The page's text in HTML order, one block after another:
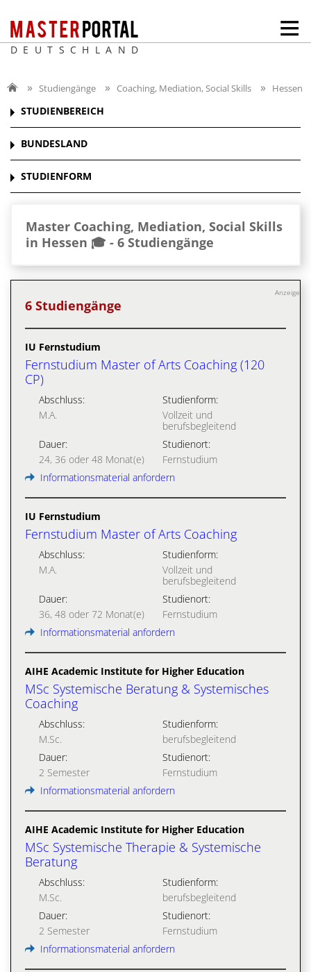
DEUTSCHLAND
Studiengänge Coaching, Mediation, Social Skills Hessen
STUDIENBEREICH
BUNDESLAND
STUDIENFORM
Master Coaching, Mediation, Social Skills
in Hessen 🎓 - 6 Studiengänge
Anzeige
6 Studiengänge
IU Fernstudium
Fernstudium Master of Arts Coaching (120
CP)
Abschluss:
M.A.
Studienform:
Vollzeit und
berufsbegleitend
Dauer:
24, 36 oder 48 Monat(e)
Studienort:
Fernstudium
Informationsmaterial anfordern
IU Fernstudium
Fernstudium Master of Arts Coaching
Abschluss:
M.A.
Studienform:
Vollzeit und
berufsbegleitend
Dauer:
36, 48 oder 72 Monat(e)
Studienort:
Fernstudium
Informationsmaterial anfordern
AIHE Academic Institute for Higher Education
MSc Systemische Beratung & Systemisches
Coaching
Abschluss:
M.Sc.
Studienform:
berufsbegleitend
Dauer:
2 Semester
Studienort:
Fernstudium
Informationsmaterial anfordern
AIHE Academic Institute for Higher Education
MSc Systemische Therapie & Systemische
Beratung
Abschluss:
M.Sc.
Studienform:
berufsbegleitend
Dauer:
2 Semester
Studienort:
Fernstudium
Informationsmaterial anfordern